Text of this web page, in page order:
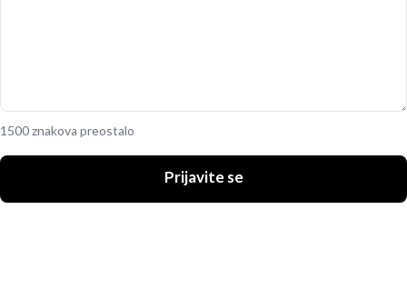
1500 znakova preostalo
Prijavite se